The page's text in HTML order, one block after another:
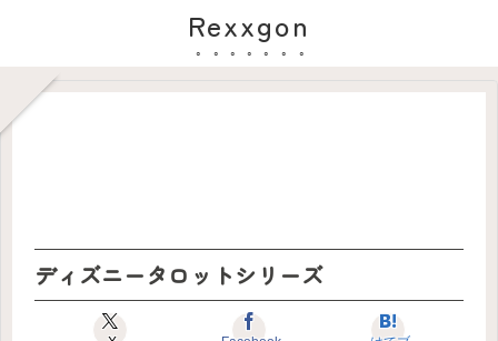
Rexxgon
ディズニータロットシリーズ